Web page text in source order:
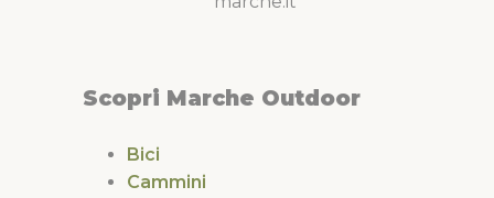
Scopri Marche Outdoor
Bici
Cammini